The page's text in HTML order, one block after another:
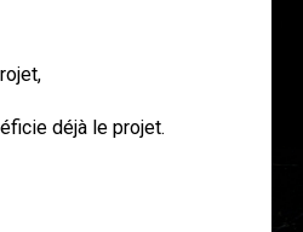
déjà le projet.